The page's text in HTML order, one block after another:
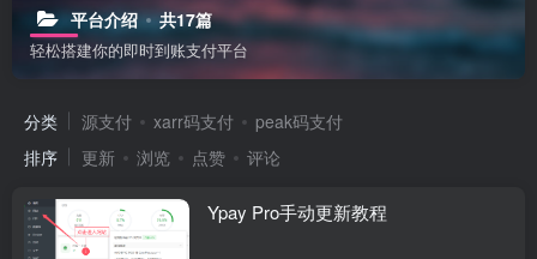
平台介绍 共17篇
轻松搭建你的即时到账支付平台
分类 源支付 xarr码支付
peak码支付
排序
更新 浏览 点赞 评论
Ypay Pro手动更新教程